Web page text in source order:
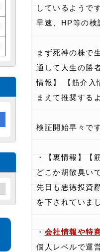
しているようです
早速、HP等の検
まず死神の株で
通して人生の勝
情報】 【筋介入
まえて推奨する
検証開始早々で
・【裏情報】【
どこか胡散臭い
先日も悪徳投資
を下されていま
・ 会社情報や特
個人レベルで運